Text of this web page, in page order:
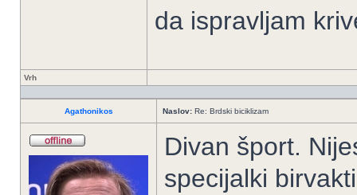
da ispravljam
Vrh
Agathonikos Naslov: Re: Brdski biciklizam
Divan šport.
specijalki